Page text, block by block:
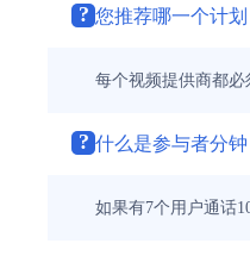
? 您推荐哪一个计划
每个视频提供商都必
? 什么是参与者分钟
如果有7个用户通话